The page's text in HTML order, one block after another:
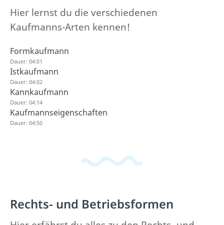
Hier lernst du die verschiedenen
Kaufmanns-Arten kennen!
Formkaufmann
Dauer: 04:01
Istkaufmann
Dauer: 04:02
Kannkaufmann
Dauer: 04:14
Kaufmannseigenschaften
Dauer: 04:50
Rechts- und Betriebsformen